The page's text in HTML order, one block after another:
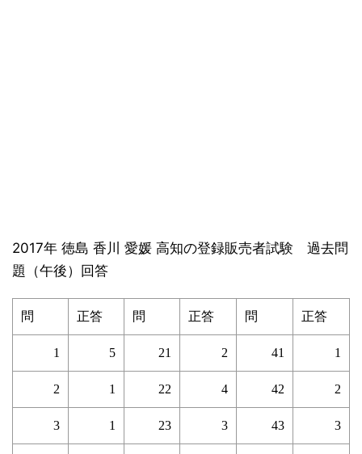
2017年 徳島 香川 愛媛 高知の登録販売者試験 過去問
題（午後）回答
問 正答 問 正答 問 正答
1 5 21 2 41 1
2 1 22 4 42 2
3 1 23 3 43 3